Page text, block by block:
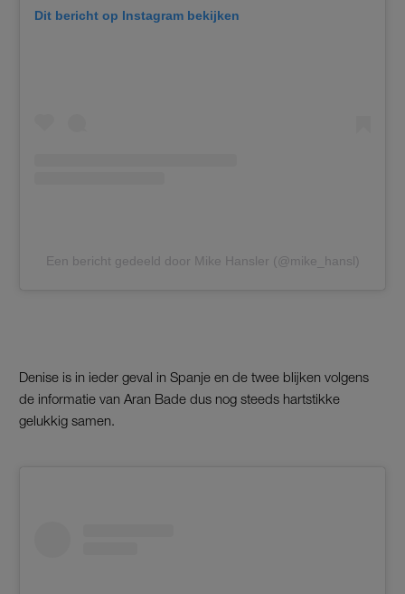
Dit bericht op Instagram bekijken
Een bericht gedeeld door Mike Hansler (@mike_hansl)
Denise is in ieder geval in Spanje en de twee blijken volgens
de informatie van Aran Bade dus nog steeds hartstikke
gelukkig samen.